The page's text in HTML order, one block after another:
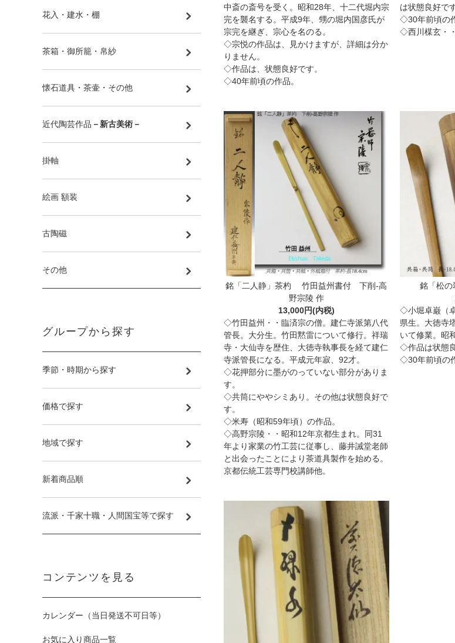
中斎の斎号を受く。昭和28年、十二代堀内宗
完を襲名する。平成9年、甥の堀内国彦氏が
宗完を継ぎ、宗心を名のる。
◇宗悦の作品は、見かけますが、詳細は分か
りません。
◇作品は、状態良好です。
◇40年前頃の作品。
は状態良好です
◇30年前頃の
◇西川楳玄・
銘「二人静」茶杓 竹田益州書付 下削-高
野宗陵 作
13,000円(内税)
◇竹田益州・・臨済宗の僧。建仁寺派第八代
管長。大分生。竹田黙雷について修行。祥瑞
寺・大仙寺を歴住、大徳寺執事長を経て建仁
寺派管長になる。平成元年寂、92才。
◇花押部分に墨がのっていない部分がありま
す。
◇共筒にややシミあり。その他は状態良好で
す。
◇米寿（昭和59年頃）の作品。
◇高野宗陵・・昭和12年京都生まれ。同31
年より家業の竹工芸に従事し、藤井誡堂老師
と出会ったことにより茶道具製作を始める。
京都伝統工芸専門校講師他。
銘「松
◇小堀卓巌（
県生。大徳寺
いて修業。昭
◇作品は状態
◇30年前頃の
花入・建水・棚
茶箱・御所籠・帛紗
懐石道具・茶壷・その他
近代陶芸作品 －新古美術－
掛軸
絵画 額装
古陶磁
その他
グループから探す
季節・時期から探す
価格で探す
地域で探す
新着商品順
流派・千家十職・人間国宝等で探す
コンテンツを見る
カレンダー（当日発送不可日等）
お気に入り商品一覧